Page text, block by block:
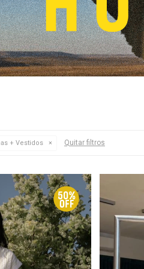
+ Vestidos Quitar filtros